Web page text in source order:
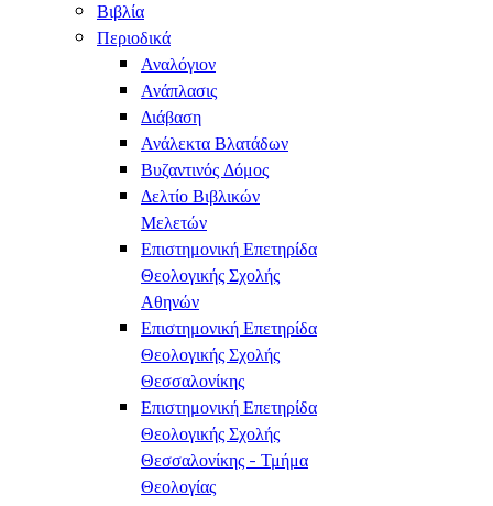
Βιβλία
Περιοδικά
Αναλόγιον
Ανάπλασις
Διάβαση
Ανάλεκτα Βλατάδων
Βυζαντινός Δόμος
Δελτίο Βιβλικών
Μελετών
Επιστημονική Επετηρίδα
Θεολογικής Σχολής
Αθηνών
Επιστημονική Επετηρίδα
Θεολογικής Σχολής
Θεσσαλονίκης
Επιστημονική Επετηρίδα
Θεολογικής Σχολής
Θεσσαλονίκης - Τμήμα
Θεολογίας